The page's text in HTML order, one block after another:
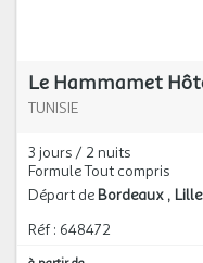
Le Hammamet
TUNISIE
3 jours / 2 nuits
Formule Tout compris
Départ de Bordeaux Lille
Réf : 648472